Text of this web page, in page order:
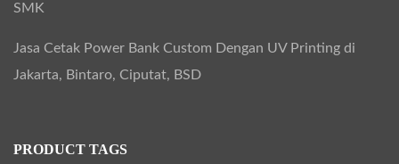
SMK
Jasa Cetak Power Bank Custom Dengan UV Printing di
Jakarta, Bintaro, Ciputat, BSD
PRODUCT TAGS